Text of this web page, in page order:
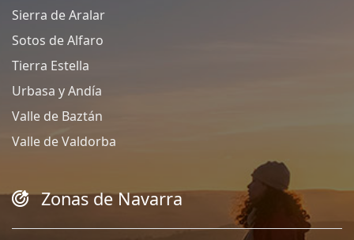
Sierra de Aralar
Sotos de Alfaro
Tierra Estella
Urbasa y Andía
Valle de Baztán
Valle de Valdorba
Zonas de Navarra